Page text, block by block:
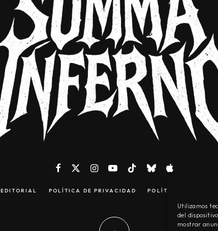
Utilizamos
del
mostrar
EDITORIAL POLÍTICA DE PRIVACIDAD POLÍTICA DE